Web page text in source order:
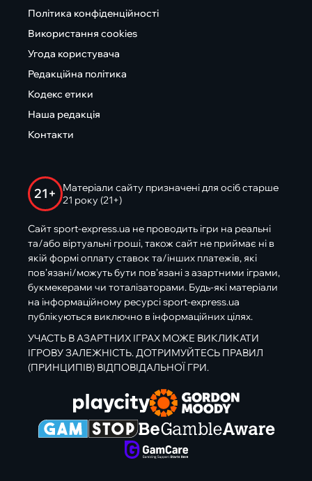
Політика конфіденційності
Використання cookies
Угода користувача
Редакційна політика
Кодекс етики
Наша редакція
Контакти
21+
Матеріали сайту призначені для осіб старше
21 року (21+)
Сайт sport-express.ua не проводить ігри на реальні
та/або віртуальні гроші, також сайт не приймає ні в
якій формі оплату ставок та/інших платежів, які
пов’язані/можуть бути пов’язані з азартними іграми,
букмекерами чи тоталізаторами. Будь-які матеріали
на інформаційному ресурсі sport-express.ua
публікуються виключно в інформаційних цілях.
УЧАСТЬ В АЗАРТНИХ ІГРАХ МОЖЕ ВИКЛИКАТИ
ІГРОВУ ЗАЛЕЖНІСТЬ. ДОТРИМУЙТЕСЬ ПРАВИЛ
(ПРИНЦИПІВ) ВІДПОВІДАЛЬНОЇ ГРИ.